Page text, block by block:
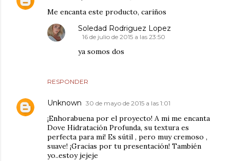
Me encanta este producto, cariños
RESPONDER
Soledad Rodriguez Lopez
16 de julio de 2015 a las 23:50
ya somos dos
Unknown 30 de mayo de 2015 a las 1:01
¡Enhorabuena por el proyecto! A mi me encanta
Dove Hidratación Profunda, su textura es
perfecta para mi! Es sútil , pero muy cremoso ,
suave! ¡Gracias por tu presentación! También
yo..estoy jejeje